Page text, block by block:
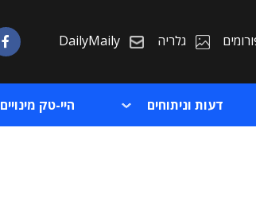
גלריה DailyMaily
דעות וניתוחים היי-טק מינויים